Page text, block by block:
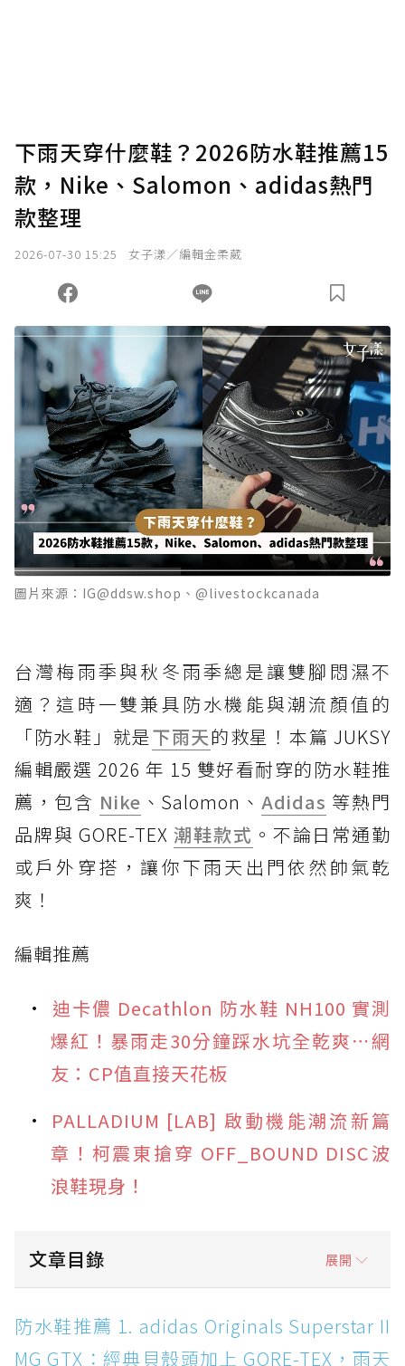
下雨天穿什麼鞋？2026防水鞋推薦15
款，Nike、Salomon、adidas熱門
款整理
2026-07-30 15:25 女子漾／編輯金柔葳
圖片來源：IG@ddsw.shop、@livestockcanada
台灣梅雨季與秋冬雨季總是讓雙腳悶濕不
適？這時一雙兼具防水機能與潮流顏值的
「防水鞋」就是下雨天的救星！本篇 JUKSY
編輯嚴選 2026 年 15 雙好看耐穿的防水鞋推
薦，包含 Nike 、Salomon、Adidas 等熱門
品牌與 GORE-TEX 潮鞋款式 。不論日常通勤
或戶外穿搭，讓你下雨天出門依然帥氣乾
爽！
編輯推薦
迪卡儂 Decathlon 防水鞋 NH100 實測
爆紅！暴雨走30分鐘踩水坑全乾爽⋯網
友：CP值直接天花板
PALLADIUM [LAB] 啟動機能潮流新篇
章！柯震東搶穿 OFF_BOUND DISC波
浪鞋現身！
文章目錄 展開
防水鞋推薦 1. adidas Originals Superstar II
MG GTX：經典貝殼頭加上 GORE-TEX，雨天街
頭穿搭神鞋
防水鞋推薦 1. adidas Originals Superstar II
MG GTX：經典貝殼頭加上 GORE-TEX，雨天